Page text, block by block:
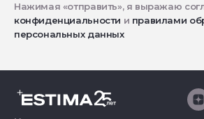
Нажимая «отправить», я выражаю
конфиденциальности и правилами
персональных данных